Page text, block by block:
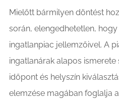
Mielőtt bármilyen döntést
során, elengedhetetlen,
ingatlanpiac jellemzőivel. A
ingatlanárak alapos
időpont és helyszín
elemzése magában foglalja